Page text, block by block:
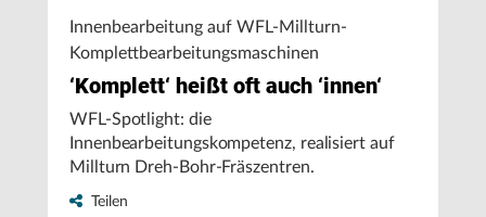
Innenbearbeitung auf WFL-Millturn-
Komplettbearbeitungsmaschinen
‘Komplett‘ heißt oft auch ‘innen‘
WFL-Spotlight: die
Innenbearbeitungskompetenz, realisiert auf
Millturn Dreh-Bohr-Fräszentren.
Teilen